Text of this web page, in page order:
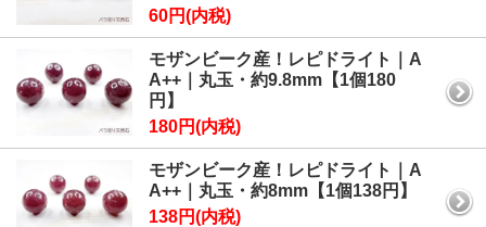
60円(内税)
モザンビーク産！レピドライト｜A
A++｜丸玉・約9.8mm【1個180
円】
180円(内税)
モザンビーク産！レピドライト｜A
A++｜丸玉・約8mm【1個138円】
138円(内税)